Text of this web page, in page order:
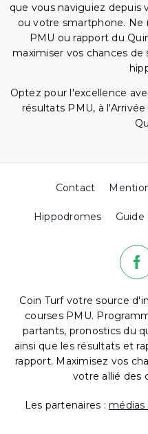
que vous naviguiez
ou votre smartphone. Ne
PMU ou rapport du
maximiser vos chances de
Optez pour l'excellence
résultats PMU, à
Contact
Hippodromes Guide
Coin Turf votre source
courses PMU.
partants, pronostics du
ainsi que les résultats et
rapport. Maximisez vos
votre allié des
Les partenaires : médias